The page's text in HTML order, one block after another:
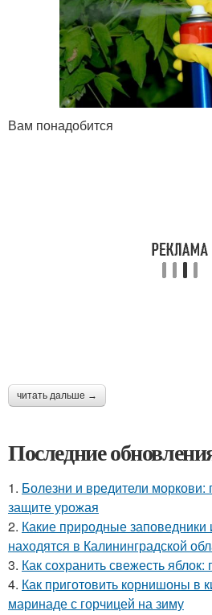
Вам понадобится
читать дальше →
Последние
1. Болезни и вредители моркови:
защите урожая
2. Какие природные
находятся в Калининградской
3. Как сохранить свежесть
4. Как приготовить корнишоны в
маринаде с горчицей на зиму